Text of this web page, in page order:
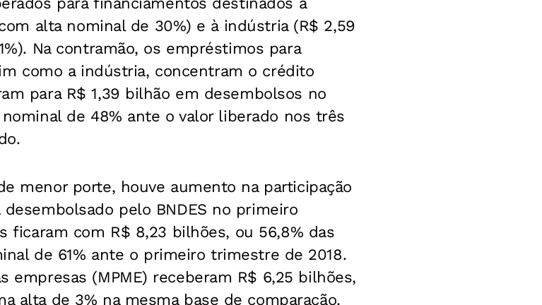
alta nominal de 30%) e à indústria (R$ 2,59
Na contramão, os empréstimos para
como a indústria, concentram o crédito
para R$ 1,39 bilhão em desembolsos no
de 48% ante o valor liberado nos três
menor porte, houve aumento na participação
pelo BNDES no primeiro
ficaram com R$ 8,23 bilhões, ou 56,8% das
de 61% ante o primeiro trimestre de 2018.
empresas (MPME) receberam R$ 6,25 bilhões,
alta de 3% na mesma base de comparação.